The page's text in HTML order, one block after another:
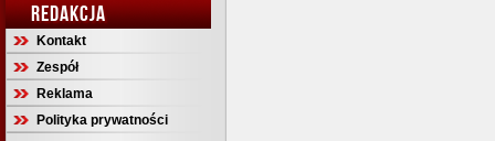
REDAKCJA
Kontakt
Zespół
Reklama
Polityka prywatności